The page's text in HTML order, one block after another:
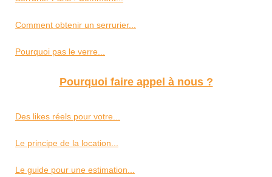
Comment obtenir un serrurier...
Pourquoi pas le verre...
Pourquoi faire appel à nous ?
Des likes réels pour votre...
Le principe de la location...
Le guide pour une estimation...